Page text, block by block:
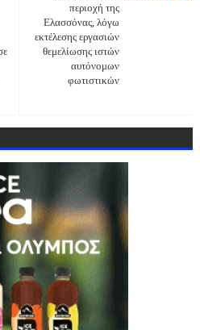
περιοχή της
Ελασσόνας, λόγω
εκτέλεσης εργασιών
θεμελίωσης ιστών
αυτόνομων
φωτιστικών